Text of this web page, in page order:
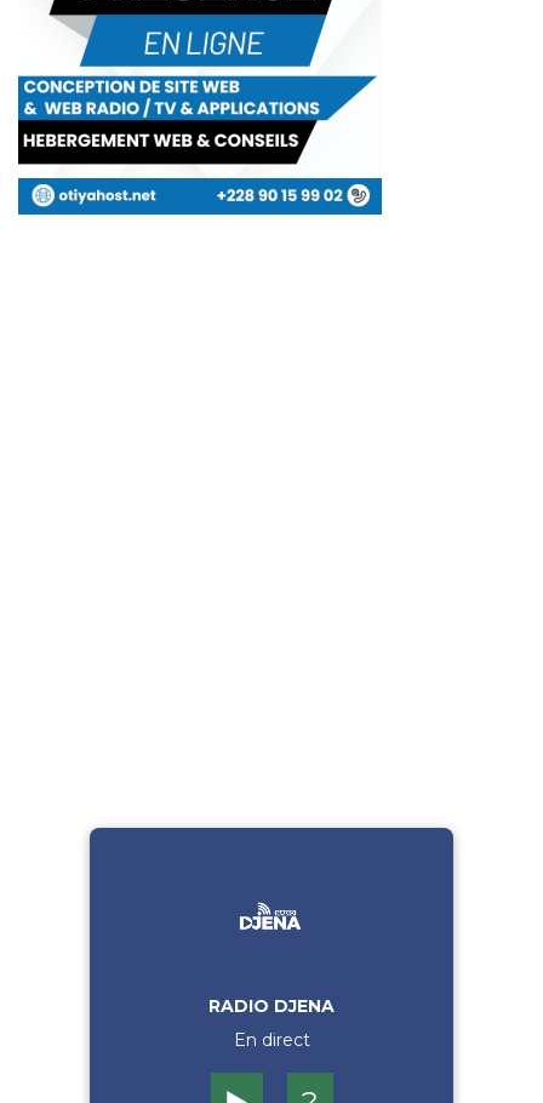
RADIO DJENA
En direct